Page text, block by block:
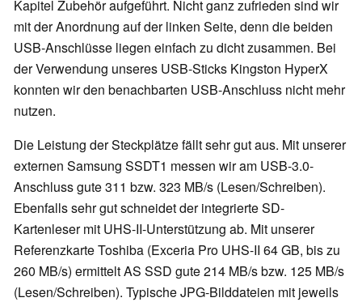
Kapitel Zubehör aufgeführt. Nicht ganz zufrieden sind wir
mit der Anordnung auf der linken Seite, denn die beiden
USB-Anschlüsse liegen einfach zu dicht zusammen. Bei
der Verwendung unseres USB-Sticks Kingston HyperX
konnten wir den benachbarten USB-Anschluss nicht mehr
nutzen.
Die Leistung der Steckplätze fällt sehr gut aus. Mit unserer
externen Samsung SSDT1 messen wir am USB-3.0-
Anschluss gute 311 bzw. 323 MB/s (Lesen/Schreiben).
Ebenfalls sehr gut schneidet der integrierte SD-
Kartenleser mit UHS-II-Unterstützung ab. Mit unserer
Referenzkarte Toshiba (Exceria Pro UHS-II 64 GB, bis zu
260 MB/s) ermittelt AS SSD gute 214 MB/s bzw. 125 MB/s
(Lesen/Schreiben). Typische JPG-Bilddateien mit jeweils